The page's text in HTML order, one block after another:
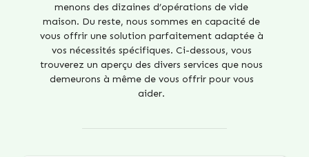
menons des dizaines d’opérations de vide
maison. Du reste, nous sommes en capacité de
vous offrir une solution parfaitement adaptée à
vos nécessités spécifiques. Ci-dessous, vous
trouverez un aperçu des divers services que nous
demeurons à même de vous offrir pour vous
aider.